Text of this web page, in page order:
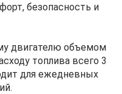
безопасность и
двигателю объемом
топлива всего 3
для ежедневных